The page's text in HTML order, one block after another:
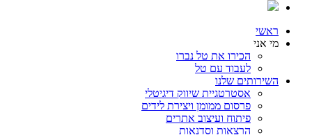
ראשי
מי אני
הכירו את טל נברו
לעבוד עם טל
השירותים שלנו
אסטרטגיית שיווק דיגיטלי
פרסום ממומן ויצירת לידים
פיתוח ועיצוב אתרים
הרצאות וסדנאות